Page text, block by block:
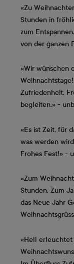
«Zu
Stunden in
zum
von der ganzen
«Wir wünschen
Zufriedenheit,
begleiten.» -
«Es ist Zeit, für
was werden
Frohes Fest!» -
«Zum
Stunden. Zum
das Neue Jahr
«Hell erleuchtet